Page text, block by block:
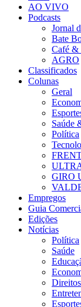
AO VIVO
Podcasts
Jornal
Bate
Café &
AGRO
Classificados
Colunas
Geral
Saúde
Política
GIRO
Empregos
Guia
Edições
Notícias
Política
Saúde